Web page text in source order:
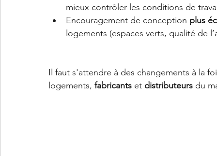
mieux contrôler les conditions de
Encouragement de conception plus
logements (espaces verts, qualité de
Il faut s'attendre à des changements à la
logements, fabricants et distributeurs du